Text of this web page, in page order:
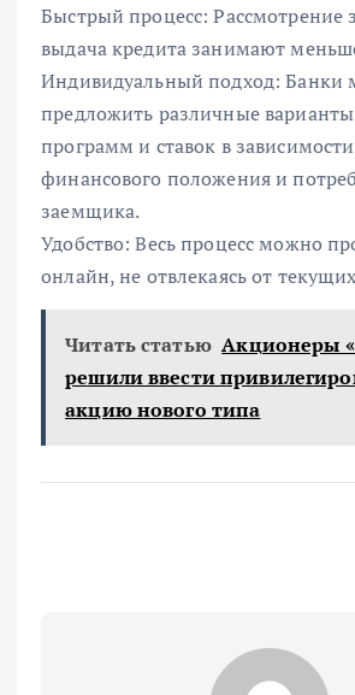
Быстрый процесс: Рассмотрение
выдача кредита занимают
Индивидуальный подход: Банки
предложить различные
программ и ставок в
финансового положения и
заемщика.
Удобство: Весь процесс можно
онлайн, не отвлекаясь от
Читать статью Акционеры
решили ввести
акцию нового типа